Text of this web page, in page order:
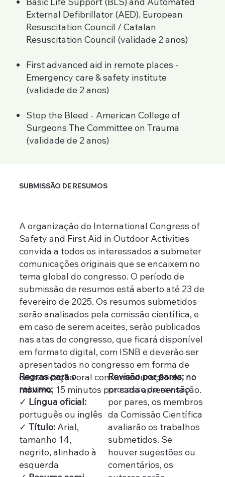
External Defibrillator (AED). European
Resuscitation Council / Catalan
Resuscitation Council (validade 2 anos)
First advanced aid in remote places -
Emergency care & safety institute
(validade de 2 anos)
Stop the Bleed - American College of
Surgeons The Committee on Trauma
(validade de 2 anos)
SUBMISSÃO DE RESUMOS
A organização do International Congress of
Safety and First Aid in Outdoor Activities
convida a todos os interessados a submeter
comunicações originais que se encaixem no
tema global do congresso. O período de
submissão de resumos está aberto até 23 de
fevereiro de 2025. Os resumos submetidos
serão analisados pela comissão científica, e
em caso de serem aceites, serão publicados
nas atas do congresso, que ficará disponível
em formato digital, com ISNB e deverão ser
apresentados no congresso em forma de
comunicação oral com uma duração de, no
máximo, 15 minutos por cada apresentação.
Regras para o
resumo:
✓ Língua oficial:
português ou inglês
✓ Título:Arial,
tamanho 14,
negrito, alinhado à
esquerda
Revisão por pares:no
processo de revisão
por pares, os membros
da Comissão Científica
avaliarão os trabalhos
submetidos. Se
houver sugestões ou
comentários, os